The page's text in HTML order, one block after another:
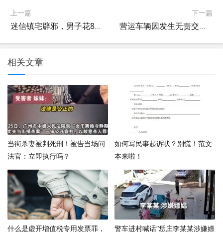
上一篇
迷信镇宅辟邪，男子花8000元购买“长寿龟”被判刑
下一篇
营运车辆因发生无责交通事故受损 停运损失谁来“买单”？
相关文章
当街杀妻被判死刑！被告当场问
法官：立即执行吗？
如何写民事起诉状？别慌！范文
本来啦！
什么是虚开增值税专用发票罪，
警车进村喊话“恁庄李某某涉嫌嫖